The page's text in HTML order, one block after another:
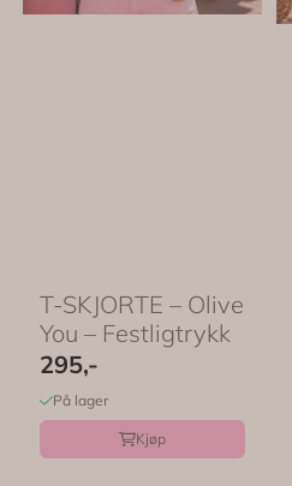
T-SKJORTE – Olive
You – Festligtrykk
295,-
På lager
Kjøp